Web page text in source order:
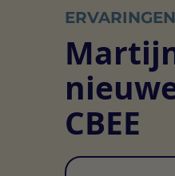
ERVARINGEN
CBEE